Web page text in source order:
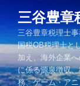
ン
ツ
へ
三谷豊章
三谷豊章税理士
国税OB税理士と
加え、海外企業
に係る源泉徴収
務、ゲーム・ア